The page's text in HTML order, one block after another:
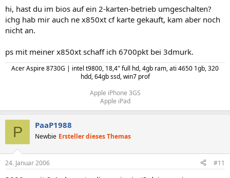
hi, hast du im bios auf ein 2-karten-betrieb umgeschalten?
ichg hab mir auch ne x850xt cf karte gekauft, kam aber noch
nicht an.
ps mit meiner x850xt schaff ich 6700pkt bei 3dmurk.
Acer Aspire 8730G | intel t9800, 18,4" full hd, 4gb ram, ati 4650 1gb, 320
hdd, 64gb ssd, win7 prof​
Apple iPhone 3GS
Apple iPad​
P PaaP1988
Newbie Ersteller dieses Themas
24. Januar 2006 #11